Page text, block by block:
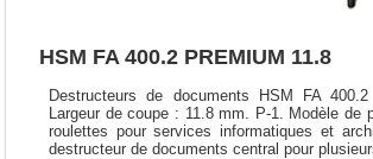
HSM FA 400.2 PREMIUM 11.8
Destructeurs de documents HSM FA 400.2
Largeur de coupe : 11.8 mm. P-1. Modèle de
roulettes pour services informatiques et
destructeur de documents central pour